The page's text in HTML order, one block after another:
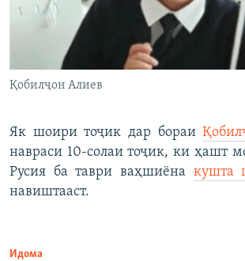
Қобилҷон Алиев
Як шоири тоҷик дар бораи
навраси 10-солаи тоҷик, ки ҳашт
Русия ба таври ваҳшиёна кушта
навиштааст.
Идома